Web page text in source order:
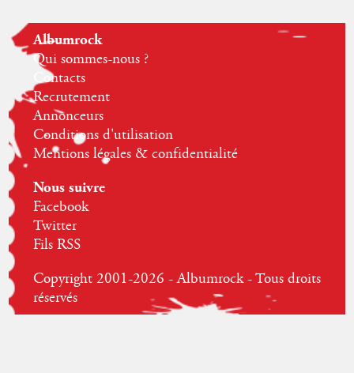
Albumrock
Qui sommes-nous ?
Contacts
Recrutement
Annonceurs
Conditions d'utilisation
Mentions légales & confidentialité
Nous suivre
Facebook
Twitter
Fils RSS
Copyright 2001-2026 - Albumrock - Tous droits
réservés